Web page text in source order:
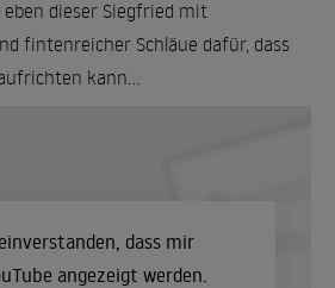
dieser Siegfried mit
fintenreicher Schläue dafür, dass
kann...
dass mir
angezeigt werden.